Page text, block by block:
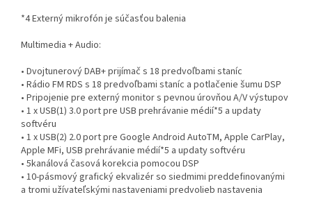
*4 Externý mikrofón je súčasťou balenia
Multimedia + Audio:
• Dvojtunerový DAB+ prijímač s 18 predvoľbami staníc
• Rádio FM RDS s 18 predvoľbami staníc a potlačenie šumu DSP
• Pripojenie pre externý monitor s pevnou úrovňou A/V výstupov
• 1 x USB(1) 3.0 port pre USB prehrávanie médií*5 a updaty
softvéru
• 1 x USB(2) 2.0 port pre Google Android AutoTM, Apple CarPlay,
Apple MFi, USB prehrávanie médií*5 a updaty softvéru
• 5kanálová časová korekcia pomocou DSP
• 10-pásmový grafický ekvalizér so siedmimi preddefinovanými
a tromi užívateľskými nastaveniami predvolieb nastavenia